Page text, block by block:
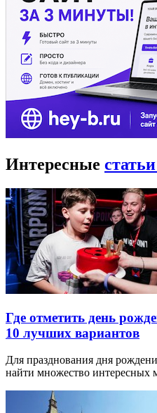
Интересные
Где отметить день
10 лучших вариантов
Для празднования дня
найти множество интересных